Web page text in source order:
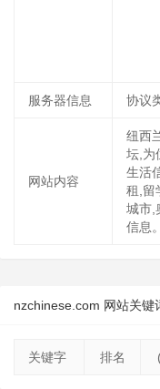
服务器信息 协议
网站内容
纽西
坛,为
生活
租,留
城市,
信息。
nzchinese.com 网站关键
关键字 排名